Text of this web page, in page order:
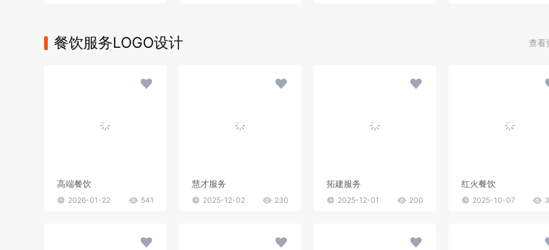
餐饮服务LOGO设计 查看
高端餐饮
2026-01-22 541
慧才服务
2025-12-02 230
拓建服务
2025-12-01 200
红火餐饮
2025-10-07